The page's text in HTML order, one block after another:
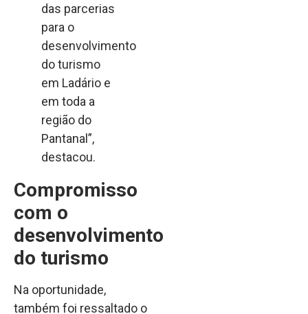
das parcerias
para o
desenvolvimento
do turismo
em Ladário e
em toda a
região do
Pantanal”,
destacou.
Compromisso
com o
desenvolvimento
do turismo
Na oportunidade,
também foi ressaltado o